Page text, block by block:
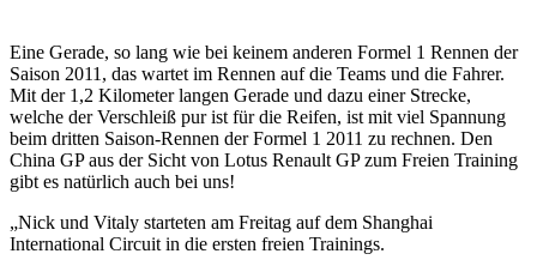
Eine Gerade, so lang wie bei keinem anderen Formel 1 Rennen der
Saison 2011, das wartet im Rennen auf die Teams und die Fahrer.
Mit der 1,2 Kilometer langen Gerade und dazu einer Strecke,
welche der Verschleiß pur ist für die Reifen, ist mit viel Spannung
beim dritten Saison-Rennen der Formel 1 2011 zu rechnen. Den
China GP aus der Sicht von Lotus Renault GP zum Freien Training
gibt es natürlich auch bei uns!
„Nick und Vitaly starteten am Freitag auf dem Shanghai
International Circuit in die ersten freien Trainings.